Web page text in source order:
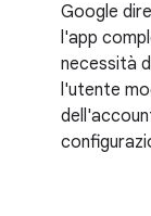
Google
l'app
necessità
l'utente